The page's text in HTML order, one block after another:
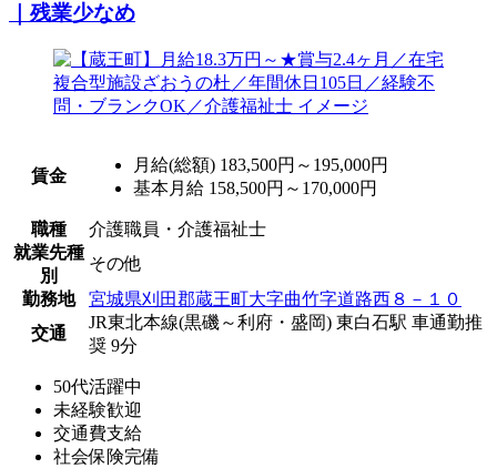
｜残業少なめ
賃金
月給(総額) 183,500円～195,000円
基本月給 158,500円～170,000円
職種
介護職員・介護福祉士
就業先種
別
その他
勤務地
宮城県刈田郡蔵王町大字曲竹字道路西８－１０
交通
JR東北本線(黒磯～利府・盛岡) 東白石駅 車通勤推
奨 9分
50代活躍中
未経験歓迎
交通費支給
社会保険完備